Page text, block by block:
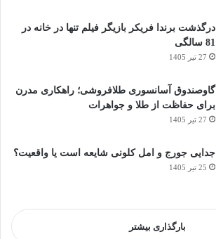
درگذشت برندا فریکر بازیگر فیلم تنها در خانه در
81 سالگی
27 تیر 1405
گاوصندوق آسانسوری طلافروشی؛ راهکاری مدرن
برای حفاظت از طلا و جواهرات
27 تیر 1405
جدایی جورج و امل کلونی شایعه است یا واقعیت؟
25 تیر 1405
بارگذاری بیشتر